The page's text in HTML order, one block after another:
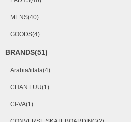
MENS(40)
GOODS(4)
BRANDS(51)
Arabia/iitala(4)
CHAN LUU(1)
CI-VA(1)